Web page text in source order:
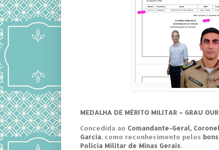
MEDALHA DE MÉRITO MILITAR – GRAU
Concedida ao Comandante-Geral,
Garcia, como reconhecimento pelos
Polícia Militar de Minas Gerais.